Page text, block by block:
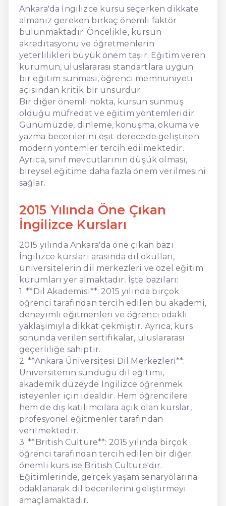
Ankara'da İngilizce kursu seçerken dikkate
almanız gereken birkaç önemli faktör
bulunmaktadır. Öncelikle, kursun
akreditasyonu ve öğretmenlerin
yeterlilikleri büyük önem taşır. Eğitim veren
kurumun, uluslararası standartlara uygun
bir eğitim sunması, öğrenci memnuniyeti
açısından kritik bir unsurdur.
Bir diğer önemli nokta, kursun sunmuş
olduğu müfredat ve eğitim yöntemleridir.
Günümüzde, dinleme, konuşma, okuma ve
yazma becerilerini eşit derecede geliştiren
modern yöntemler tercih edilmektedir.
Ayrıca, sınıf mevcutlarının düşük olması,
bireysel eğitime daha fazla önem verilmesini
sağlar.
2015 Yılında Öne Çıkan
İngilizce Kursları
2015 yılında Ankara'da öne çıkan bazı
İngilizce kursları arasında dil okulları,
üniversitelerin dil merkezleri ve özel eğitim
kurumları yer almaktadır. İşte bazıları:
1. **Dil Akademisi**: 2015 yılında birçok
öğrenci tarafından tercih edilen bu akademi,
deneyimli eğitmenleri ve öğrenci odaklı
yaklaşımıyla dikkat çekmiştir. Ayrıca, kurs
sonunda verilen sertifikalar, uluslararası
geçerliliğe sahiptir.
2. **Ankara Üniversitesi Dil Merkezleri**:
Üniversitenin sunduğu dil eğitimi,
akademik düzeyde İngilizce öğrenmek
isteyenler için idealdir. Hem öğrencilere
hem de dış katılımcılara açık olan kurslar,
profesyonel eğitmenler tarafından
verilmektedir.
3. **British Culture**: 2015 yılında birçok
öğrenci tarafından tercih edilen bir diğer
önemli kurs ise British Culture'dır.
Eğitimlerinde, gerçek yaşam senaryolarına
odaklanarak dil becerilerini geliştirmeyi
amaçlamaktadır.